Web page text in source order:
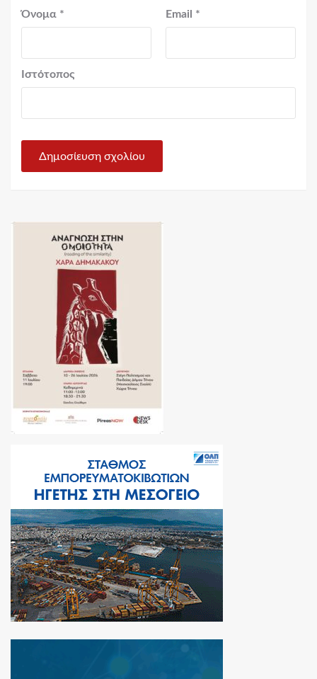
Όνομα * Email *
Ιστότοπος